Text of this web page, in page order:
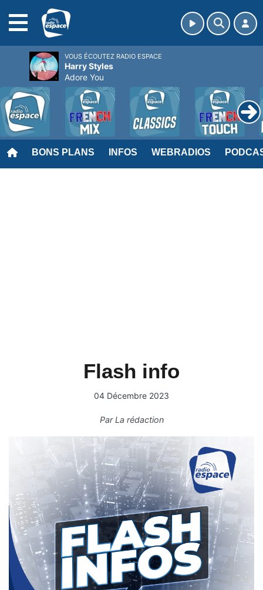
BONS PLANS INFOS WEBRADIOS
Flash info
04 Décembre 2023
ParLa rédaction
VOUS ÉCOUTEZ RADIO ESPACE
Harry Styles
Adore You